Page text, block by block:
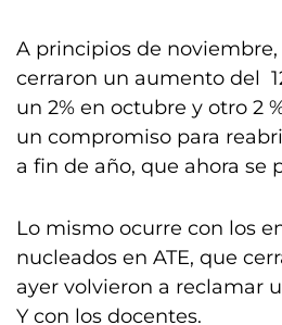
A principios de
cerraron un aumento del
un 2% en octubre y otro 2
un compromiso para
a fin de año, que ahora se
Lo mismo ocurre con los
nucleados en ATE, que
ayer volvieron a reclamar
Y con los docentes.